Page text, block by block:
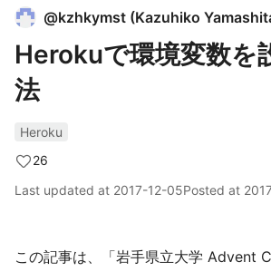
@kzhkymst (Kazuhiko
Herokuで環境変数を
法
Heroku
26
Last updated at 2017-12-05Posted at
この記事は、「岩手県立大学 Advent